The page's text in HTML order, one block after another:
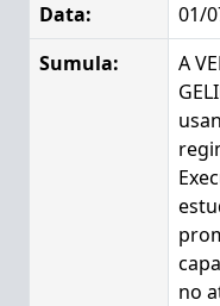
Data:
01/
Sumula:
A
no